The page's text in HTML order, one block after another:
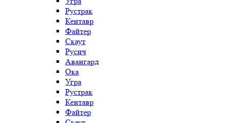
Рустрак
Кентавр
Файтер
Скаут
Русич
Авангард
Ока
Угра
Рустрак
Кентавр
Файтер